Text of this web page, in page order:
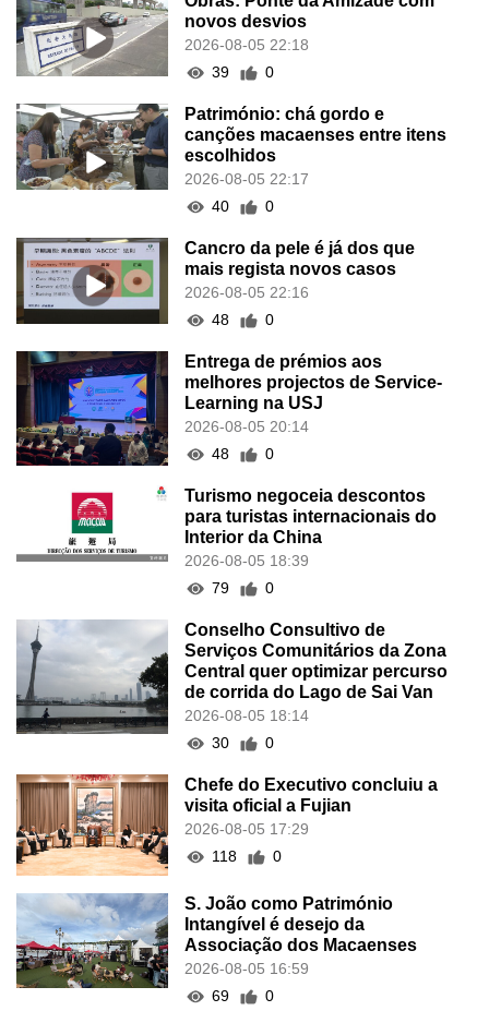
novos desvios
2026-08-05 22:18
39
0
Património: chá gordo e
canções macaenses entre itens
escolhidos
2026-08-05 22:17
40
0
Cancro da pele é já dos que
mais regista novos casos
2026-08-05 22:16
48
0
Entrega de prémios aos
melhores projectos de Service-
Learning na USJ
2026-08-05 20:14
48
0
Turismo negoceia descontos
para turistas internacionais do
Interior da China
2026-08-05 18:39
79
0
Conselho Consultivo de
Serviços Comunitários da Zona
Central quer optimizar percurso
de corrida do Lago de Sai Van
2026-08-05 18:14
30
0
Chefe do Executivo concluiu a
visita oficial a Fujian
2026-08-05 17:29
118
0
S. João como Património
Intangível é desejo da
Associação dos Macaenses
2026-08-05 16:59
69
0